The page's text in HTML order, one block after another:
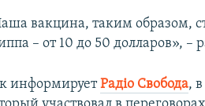
вакцина, таким образом,
– от 10 до 50 долларов», –
информируетРадіо Свобода,